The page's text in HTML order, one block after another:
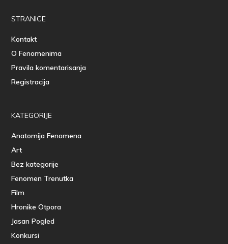
STRANICE
Kontakt
O Fenomenima
Pravila komentarisanja
Registracija
KATEGORIJE
Anatomija Fenomena
Art
Bez kategorije
Fenomen Trenutka
Film
Hronike Otpora
Jasan Pogled
Konkursi